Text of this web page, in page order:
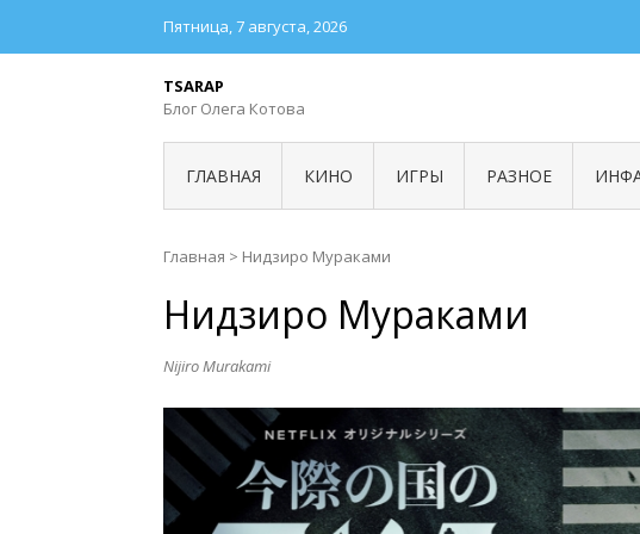
Пятница, 7 августа, 2026
TSARAP
Блог Олега Котова
ГЛАВНАЯ КИНО ИГРЫ РАЗНОЕ
Главная > Нидзиро Мураками
Нидзиро Мураками
Nijiro Murakami